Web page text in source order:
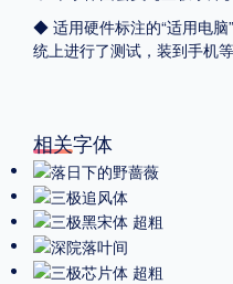
◆ 适用硬件标注的“适用电脑
统上进行了测试，装到手机
相关字体